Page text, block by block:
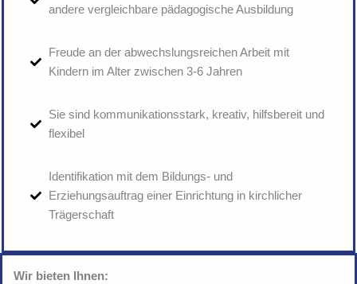
andere vergleichbare pädagogische Ausbildung
Freude an der abwechslungsreichen Arbeit mit
Kindern im Alter zwischen 3-6 Jahren
Sie sind kommunikationsstark, kreativ, hilfsbereit und
flexibel
Identifikation mit dem Bildungs- und
Erziehungsauftrag einer Einrichtung in kirchlicher
Trägerschaft
Wir bieten Ihnen: